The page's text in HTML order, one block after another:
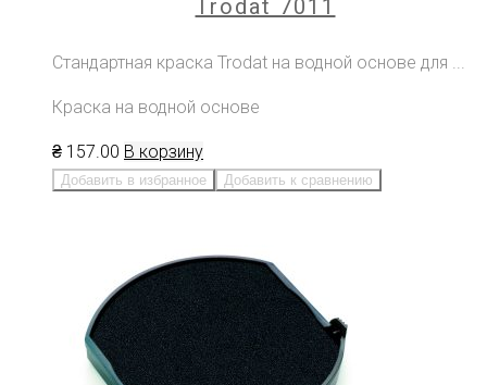
Trodat 7011
Стандартная краска Trodat на водной основе для ...
Краска на водной основе
₴ 157.00 В корзину
Добавить в избранное Добавить к сравнению